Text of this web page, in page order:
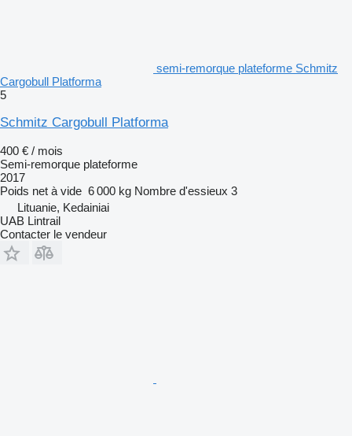
semi-remorque plateforme Schmitz
Cargobull Platforma
5
Schmitz Cargobull Platforma
400 € / mois
Semi-remorque plateforme
2017
Poids net à vide 6 000 kg Nombre d'essieux 3
Lituanie, Kedainiai
UAB Lintrail
Contacter le vendeur